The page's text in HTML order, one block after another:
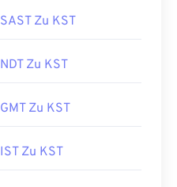
SAST Zu KST
NDT Zu KST
GMT Zu KST
IST Zu KST